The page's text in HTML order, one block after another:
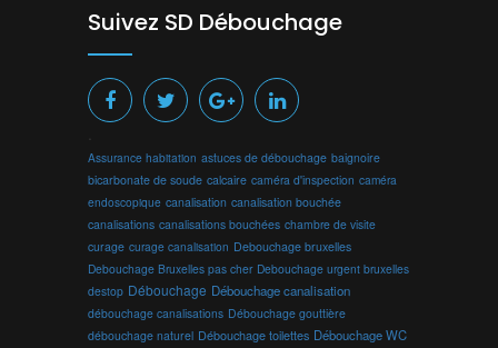
Suivez SD Débouchage
Assurance habitation astuces de débouchage baignoire
bicarbonate de soude calcaire caméra d'inspection caméra
endoscopique canalisation canalisation bouchée
canalisations canalisations bouchées chambre de visite
curage curage canalisation Debouchage bruxelles
Debouchage Bruxelles pas cher Debouchage urgent bruxelles
destop Débouchage Débouchage canalisation
débouchage canalisations Débouchage gouttière
débouchage naturel Débouchage toilettes Débouchage WC